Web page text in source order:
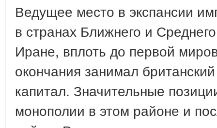
Ведущее место в экспансии
в странах Ближнего и
Иране, вплоть до первой
окончания занимал
капитал. Значительные
монополии в этом районе и